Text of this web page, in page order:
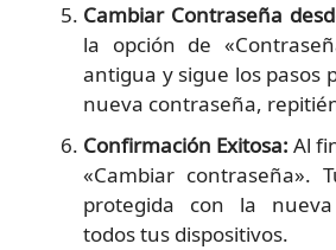
Cambiar Contraseña
la opción de
antigua y sigue los pasos
nueva contraseña,
Confirmación Exitosa: Al
«Cambiar contraseña».
protegida con la
todos tus dispositivos.